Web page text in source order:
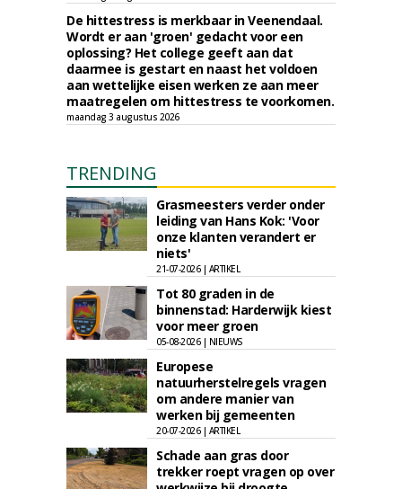
De hittestress is merkbaar in Veenendaal.
Wordt er aan 'groen' gedacht voor een
oplossing? Het college geeft aan dat
daarmee is gestart en naast het voldoen
aan wettelijke eisen werken ze aan meer
maatregelen om hittestress te voorkomen.
maandag 3 augustus 2026
TRENDING
Grasmeesters verder onder
leiding van Hans Kok: 'Voor
onze klanten verandert er
niets'
21-07-2026 | ARTIKEL
Tot 80 graden in de
binnenstad: Harderwijk kiest
voor meer groen
05-08-2026 | NIEUWS
Europese
natuurherstelregels vragen
om andere manier van
werken bij gemeenten
20-07-2026 | ARTIKEL
Schade aan gras door
trekker roept vragen op over